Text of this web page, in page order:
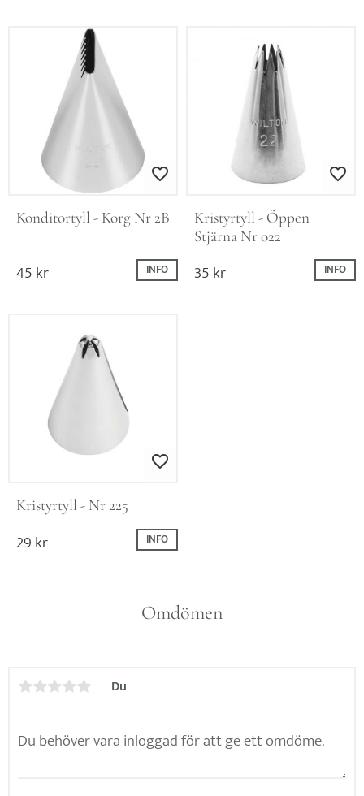
Omdömen
Du
Lägg till i favoriter
Konditortyll - Korg Nr 2B
45kr INFO
Lägg till i
Kristyrtyll - Öppen
Stjärna Nr 022
35kr INFO
Lägg till i favoriter
Kristyrtyll - Nr 225
29kr INFO